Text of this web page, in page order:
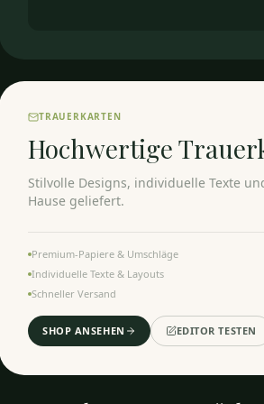
TRAUERKARTEN
Hochwertige
Stilvolle Designs, individuelle Texte
Hause geliefert.
Premium-Papiere & Umschläge
Individuelle Texte & Layouts
Schneller Versand
SHOP ANSEHEN EDITOR TESTEN